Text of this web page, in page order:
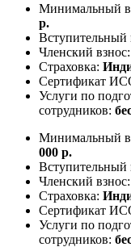
Минимальный
р.
Вступительный
Членский взнос:
Страховка:
Сертификат
Услуги по
сотрудников:
Минимальный
000 р.
Вступительный
Членский взнос:
Страховка:
Сертификат
Услуги по
сотрудников: